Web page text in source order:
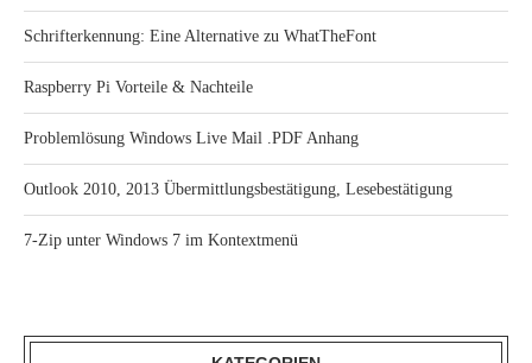
Schrifterkennung: Eine Alternative zu WhatTheFont
Raspberry Pi Vorteile & Nachteile
Problemlösung Windows Live Mail .PDF Anhang
Outlook 2010, 2013 Übermittlungsbestätigung, Lesebestätigung
7-Zip unter Windows 7 im Kontextmenü